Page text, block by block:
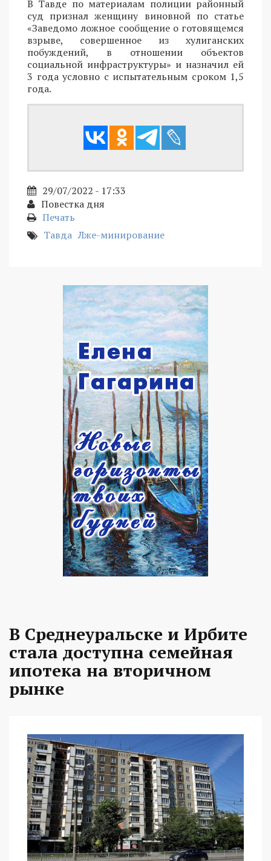
В Тавде по материалам полиции районный
суд признал женщину виновной по статье
«Заведомо ложное сообщение о готовящемся
взрыве, совершенное из хулиганских
побуждений, в отношении объектов
социальной инфраструктуры» и назначил ей
3 года условно с испытательным сроком 1,5
года.
29/07/2022 - 17:33
Повестка дня
Печать
Тавда Лже-минирование
В Среднеуральске и Ирбите
стала доступна семейная
ипотека на вторичном
рынке